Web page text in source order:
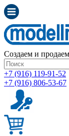
Создаем и
+7 (916) 119-91-52
+7 (916) 806-53-67